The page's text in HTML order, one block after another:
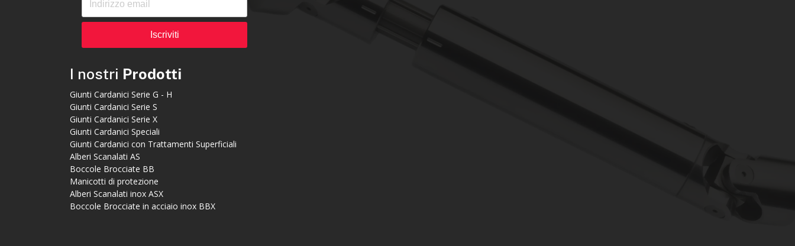
Iscriviti
I nostri Prodotti
Giunti Cardanici Serie G - H
Giunti Cardanici Serie S
Giunti Cardanici Serie X
Giunti Cardanici Speciali
Giunti Cardanici con Trattamenti Superficiali
Alberi Scanalati AS
Boccole Brocciate BB
Manicotti di protezione
Alberi Scanalati inox ASX
Boccole Brocciate in acciaio inox BBX